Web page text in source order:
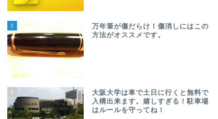
3
万年筆が傷だらけ！傷消しにはこの
方法がオススメです。
4
大阪大学は車で土日に行くと無料で
入構出来ます。嬉しすぎる！駐車場
はルールを守ってね！